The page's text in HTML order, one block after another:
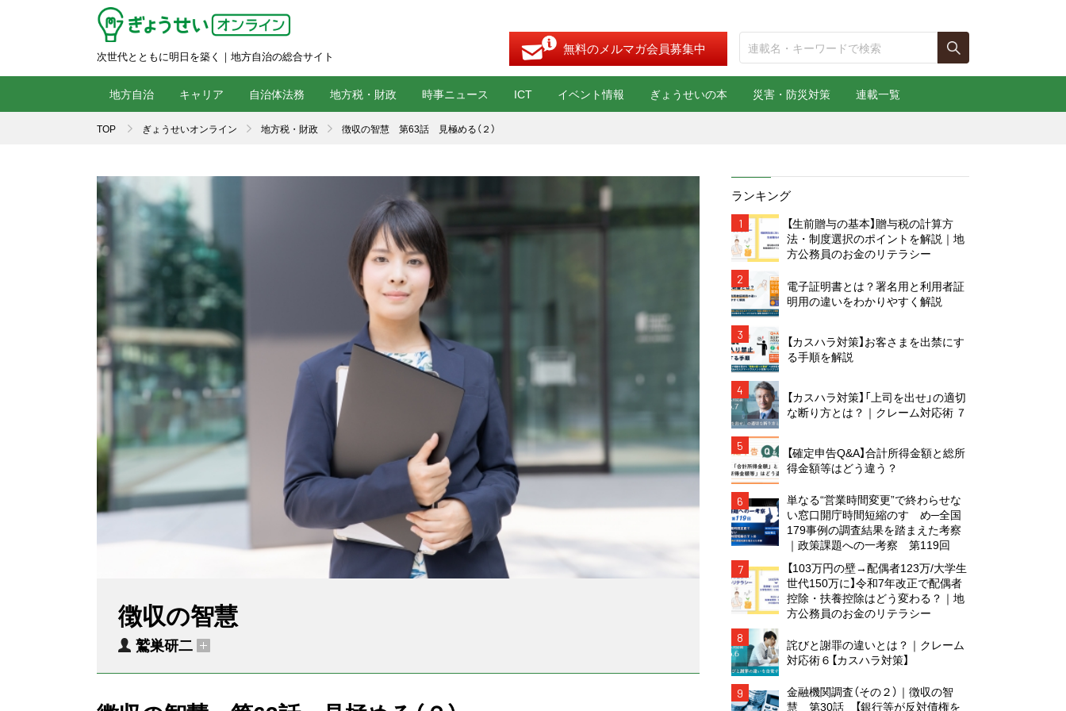
次世代とともに明日を築く｜地方自治の総合サイト 無料のメルマガ会員募集中
地方自治 キャリア 自治体法務 地方税・財政 時事ニュース ICT イベント情報 ぎょうせいの本 災害・防災対策 連載一覧
TOP ぎょうせいオンライン 地方税・財政 徴収の智慧 第63話 見極める（２）
徴収の智慧
鷲巣研二
ランキング
1
【生前贈与の基本】贈与税の計算方
法・制度選択のポイントを解説｜地
方公務員のお金のリテラシー
2
電子証明書とは？署名用と利用者証
明用の違いをわかりやすく解説
3
【カスハラ対策】お客さまを出禁にす
る手順を解説
4
【カスハラ対策】「上司を出せ」の適切
な断り方とは？｜クレーム対応術 ７
5
【確定申告Q&A】合計所得金額と総所
得金額等はどう違う？
6
単なる“営業時間変更”で終わらせな
い窓口開庁時間短縮のすゝめ─全国
179事例の調査結果を踏まえた考察
｜政策課題への一考察 第119回
7
【103万円の壁→配偶者123万/大学生
世代150万に】令和7年改正で配偶者
控除・扶養控除はどう変わる？｜地
方公務員のお金のリテラシー
8
詫びと謝罪の違いとは？｜クレーム
対応術６【カスハラ対策】
9
金融機関調査（その２）｜徴収の智
慧 第30話 【銀行等が反対債権を